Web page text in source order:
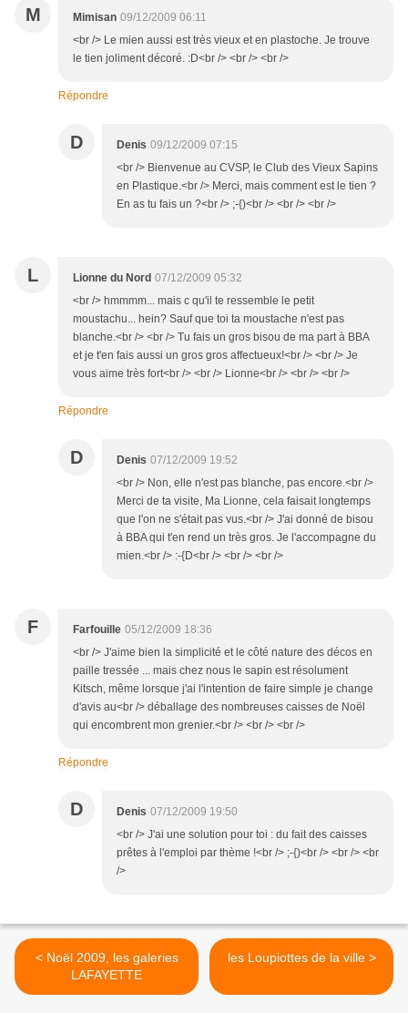
M Mimisan 09/12/2009 06:11
<br /> Le mien aussi est très vieux et en plastoche. Je trouve
le tien joliment décoré. :D<br /> <br /> <br />
Répondre
D Denis 09/12/2009 07:15
<br /> Bienvenue au CVSP, le Club des Vieux Sapins
en Plastique.<br /> Merci, mais comment est le tien ?
En as tu fais un ?<br /> ;-{)<br /> <br /> <br />
L Lionne du Nord 07/12/2009 05:32
<br /> hmmmm... mais c qu'il te ressemble le petit
moustachu... hein? Sauf que toi ta moustache n'est pas
blanche.<br /> <br /> Tu fais un gros bisou de ma part à BBA
et je t'en fais aussi un gros gros affectueux!<br /> <br /> Je
vous aime très fort<br /> <br /> Lionne<br /> <br /> <br />
Répondre
D Denis 07/12/2009 19:52
<br /> Non, elle n'est pas blanche, pas encore.<br />
Merci de ta visite, Ma Lionne, cela faisait longtemps
que l'on ne s'était pas vus.<br /> J'ai donné de bisou
à BBA qui t'en rend un très gros. Je l'accompagne du
mien.<br /> :-{D<br /> <br /> <br />
F Farfouille 05/12/2009 18:36
<br /> J'aime bien la simplicité et le côté nature des décos en
paille tressée ... mais chez nous le sapin est résolument
Kitsch, même lorsque j'ai l'intention de faire simple je change
d'avis au<br /> déballage des nombreuses caisses de Noël
qui encombrent mon grenier.<br /> <br /> <br />
Répondre
D Denis 07/12/2009 19:50
<br /> J'ai une solution pour toi : du fait des caisses
prêtes à l'emploi par thème !<br /> ;-{)<br /> <br /> <br
/>
< Noël 2009, les galeries
LAFAYETTE
les Loupiottes de la ville >